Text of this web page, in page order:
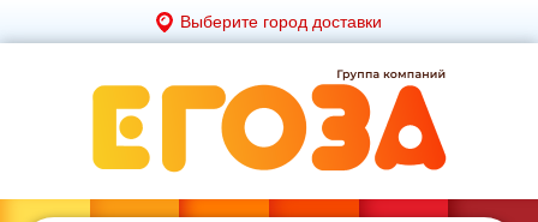
Выберите город доставки